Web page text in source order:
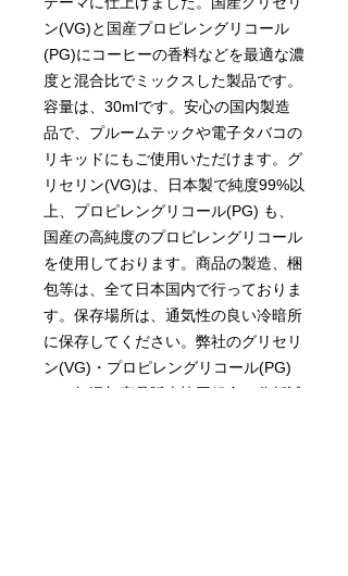
ン(VG)と国産プロピレングリコール
(PG)にコーヒーの香料などを最適な濃
度と混合比でミックスした製品です。
容量は、30mlです。安心の国内製造
品で、プルームテックや電子タバコの
リキッドにもご使用いただけます。グ
リセリン(VG)は、日本製で純度99%以
上、プロピレングリコール(PG) も、
国産の高純度のプロピレングリコール
を使用しております。商品の製造、梱
包等は、全て日本国内で行っておりま
す。保存場所は、通気性の良い冷暗所
に保存してください。弊社のグリセリ
ン(VG)・プロピレングリコール(PG)
は、無添加商品販売協同組合で分析試